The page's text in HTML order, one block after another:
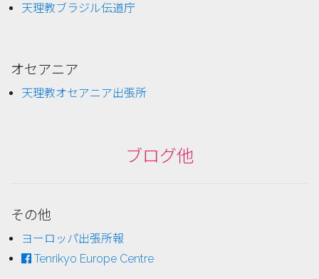
天理教ブラジル伝道庁
オセアニア
天理教オセアニア出張所
ブログ他
その他
ヨーロッパ出張所報
Tenrikyo Europe Centre